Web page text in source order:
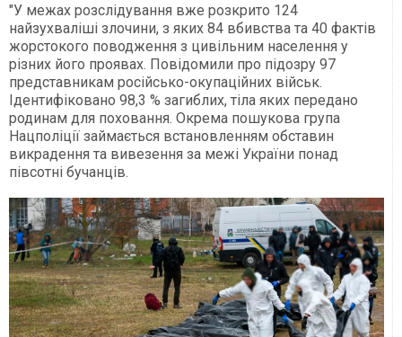
"У межах розслідування вже розкрито 124
найзухваліші злочини, з яких 84 вбивства та 40 фактів
жорстокого поводження з цивільним населення у
різних його проявах. Повідомили про підозру 97
представникам російсько-окупаційних військ.
Ідентифіковано 98,3 % загиблих, тіла яких передано
родинам для поховання. Окрема пошукова група
Нацполіції займається встановленням обставин
викрадення та вивезення за межі України понад
півсотні бучанців.